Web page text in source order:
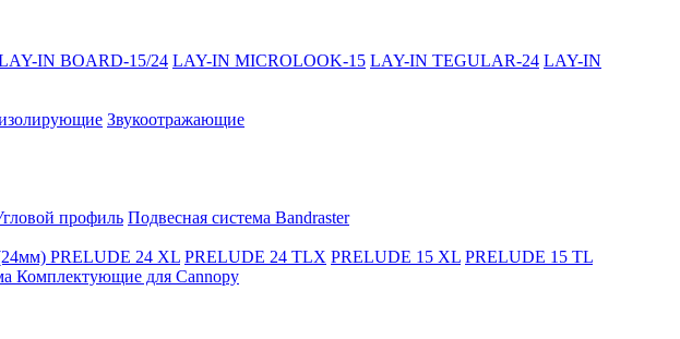
IN BOARD-15/24 LAY-IN MICROLOOK-15 LAY-IN TEGULAR-24 LAY-IN
Звукоотражающие
профиль Подвесная система Bandraster
PRELUDE 24 XL PRELUDE 24 TLX PRELUDE 15 XL PRELUDE 15 TL
Комплектующие для Cannopy